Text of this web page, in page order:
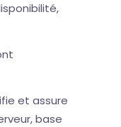
et assure
base